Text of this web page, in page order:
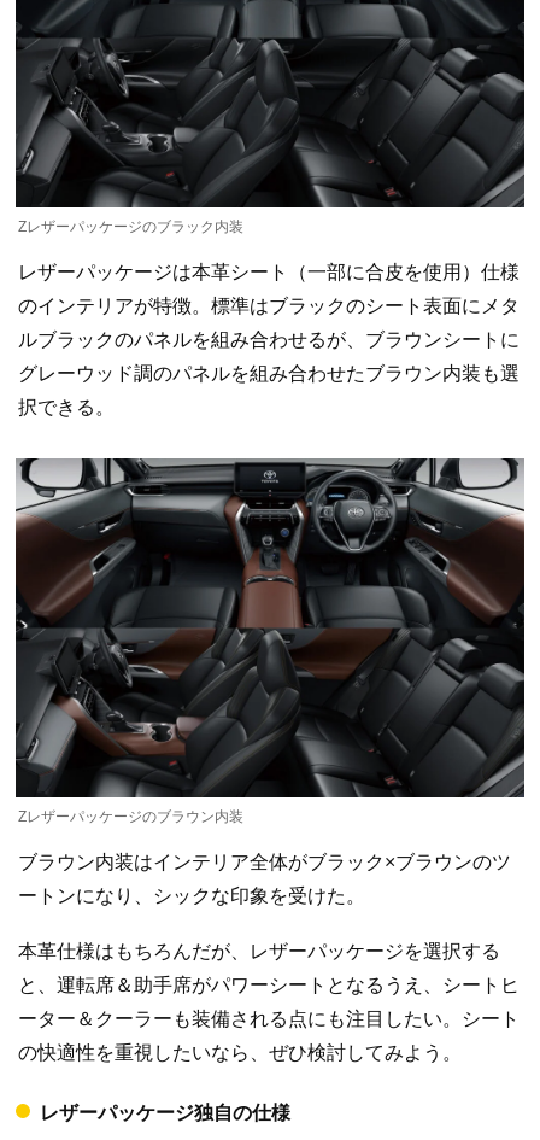
Zレザーパッケージのブラック内装
レザーパッケージは本革シート（一部に合皮を使用）仕様
のインテリアが特徴。標準はブラックのシート表面にメタ
ルブラックのパネルを組み合わせるが、ブラウンシートに
グレーウッド調のパネルを組み合わせたブラウン内装も選
択できる。
Zレザーパッケージのブラウン内装
ブラウン内装はインテリア全体がブラック×ブラウンのツ
ートンになり、シックな印象を受けた。
本革仕様はもちろんだが、レザーパッケージを選択する
と、運転席＆助手席がパワーシートとなるうえ、シートヒ
ーター＆クーラーも装備される点にも注目したい。シート
の快適性を重視したいなら、ぜひ検討してみよう。
レザーパッケージ独自の仕様